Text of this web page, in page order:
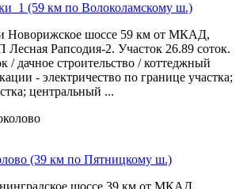
(59 км по Волоколамскому ш.)
Новорижское шоссе 59 км от МКАД,
Рапсодия-2. Участок 26.89 соток.
/ дачное строительство / коттеджный
- электричество по границе участка;
центральный ...
(39 км по Пятницкому ш.)